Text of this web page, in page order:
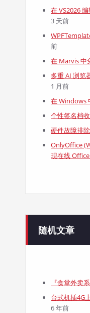
在 VS2026
3 天前
前
在 Marvis 中
多重 AI 浏览
1 月前
在 Windows
个性签名档
硬件故障排
OnlyOffice
现在线
随机文章
『食堂外卖
台式机插4G
6 年前